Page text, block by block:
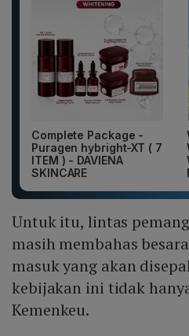
Complete Package -
Puragen hybright-XT ( 7
ITEM ) - DAVIENA
SKINCARE
Untuk itu, lintas
masih membahas
masuk yang akan
kebijakan ini tidak
Kemenkeu.